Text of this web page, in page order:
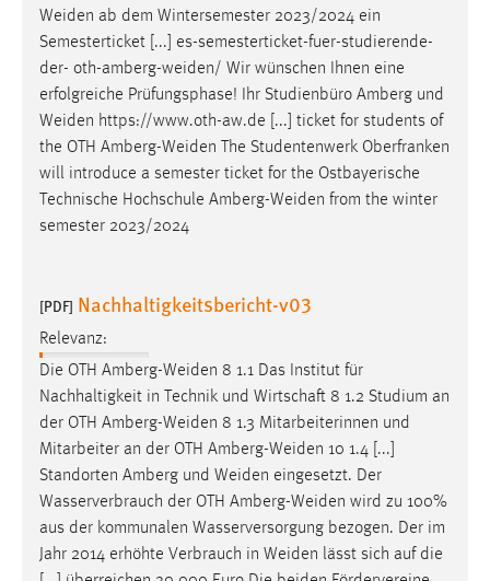
Weiden ab dem Wintersemester 2023/2024 ein
Semesterticket [...] es-semesterticket-fuer-studierende-
der- oth-amberg-weiden/ Wir wünschen Ihnen eine
erfolgreiche Prüfungsphase! Ihr Studienbüro Amberg und
Weiden https://www.oth-aw.de [...] ticket for students of
the OTH Amberg-Weiden The Studentenwerk Oberfranken
will introduce a semester ticket for the Ostbayerische
Technische Hochschule Amberg-Weiden from the winter
semester 2023/2024
[PDF] Nachhaltigkeitsbericht-v03
Relevanz:
Die OTH Amberg-Weiden 8 1.1 Das Institut für
Nachhaltigkeit in Technik und Wirtschaft 8 1.2 Studium an
der OTH Amberg-Weiden 8 1.3 Mitarbeiterinnen und
Mitarbeiter an der OTH Amberg-Weiden 10 1.4 [...]
Standorten Amberg und Weiden eingesetzt. Der
Wasserverbrauch der OTH Amberg-Weiden wird zu 100%
aus der kommunalen Wasserversorgung bezogen. Der im
Jahr 2014 erhöhte Verbrauch in Weiden lässt sich auf die